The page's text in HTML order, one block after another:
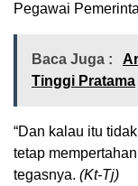
Pegawai
Baca Juga :
Tinggi Pratama
“Dan kalau itu
tetap
tegasnya. (Kt-Tj)